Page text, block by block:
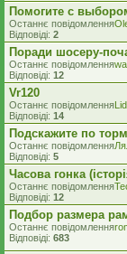
Помогите с
Останнє повідомлення
Відповіді: 2
Поради шосеру-
Останнє повідомлення
Відповіді: 12
Vr120
Останнє повідомлення
Відповіді: 14
Подскажите по
Останнє повідомлення
Відповіді: 5
Часова гонка
Останнє повідомлення
Відповіді: 12
Подбор размера
Останнє повідомлення
Відповіді: 683